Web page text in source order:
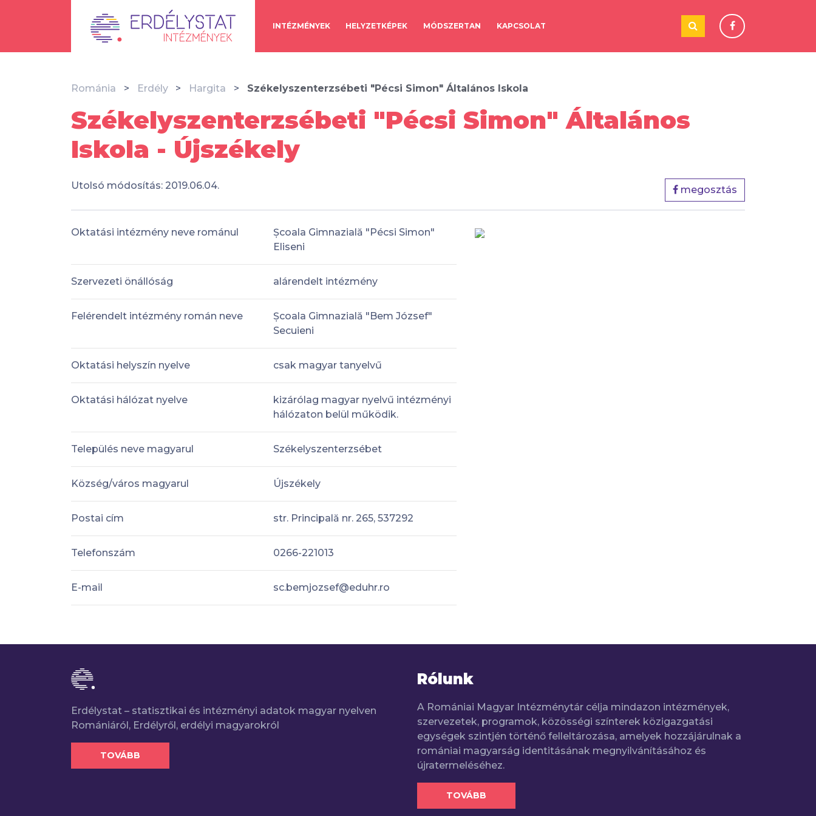
INTÉZMÉNYEK HELYZETKÉPEK MÓDSZERTAN KAPCSOLAT
Románia Erdély Hargita Székelyszenterzsébeti "Pécsi Simon" Általános Iskola
Székelyszenterzsébeti "Pécsi Simon" Általános
Iskola - Újszékely
Utolsó módosítás: 2019.06.04. megosztás
Oktatási intézmény neve románul
Școala Gimnazială "Pécsi Simon"
Eliseni
Szervezeti önállóság alárendelt intézmény
Felérendelt intézmény román neve
Școala Gimnazială "Bem József"
Secuieni
Oktatási helyszín nyelve csak magyar tanyelvű
Oktatási hálózat nyelve
kizárólag magyar nyelvű intézményi
hálózaton belül működik.
Település neve magyarul Székelyszenterzsébet
Község/város magyarul Újszékely
Postai cím str. Principală nr. 265, 537292
Telefonszám 0266-221013
E-mail sc.bemjozsef@eduhr.ro
Erdélystat – statisztikai és intézményi adatok magyar nyelven
Romániáról, Erdélyről, erdélyi magyarokról
TOVÁBB
Rólunk
A Romániai Magyar Intézménytár célja mindazon intézmények,
szervezetek, programok, közösségi színterek közigazgatási
egységek szintjén történő felleltározása, amelyek hozzájárulnak a
romániai magyarság identitásának megnyilvánításához és
újratermeléséhez.
TOVÁBB